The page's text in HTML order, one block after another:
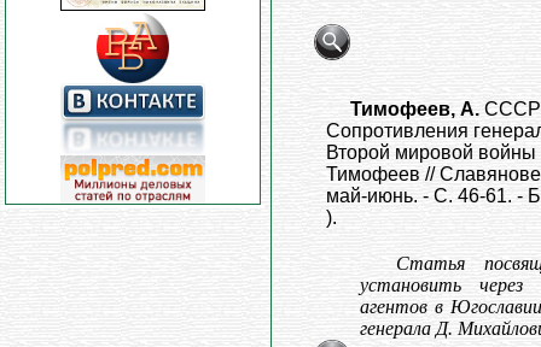
Тимофеев, А. СССР
Сопротивления
Второй мировой
Тимофеев //
май-июнь. - С. 46-61. -
).
Статья
установить
агентов в
генерала Д.